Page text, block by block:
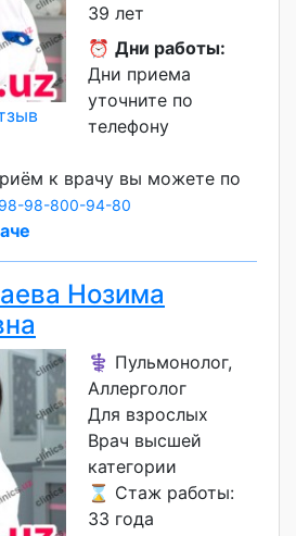
39 лет
⏰ Дни работы:
Дни приема
уточните по
телефону
к врачу вы можете по
98-800-94-80
Нозима
⚕️ Пульмонолог,
Аллерголог
Для взрослых
Врач высшей
категории
⌛ Стаж работы:
33 года